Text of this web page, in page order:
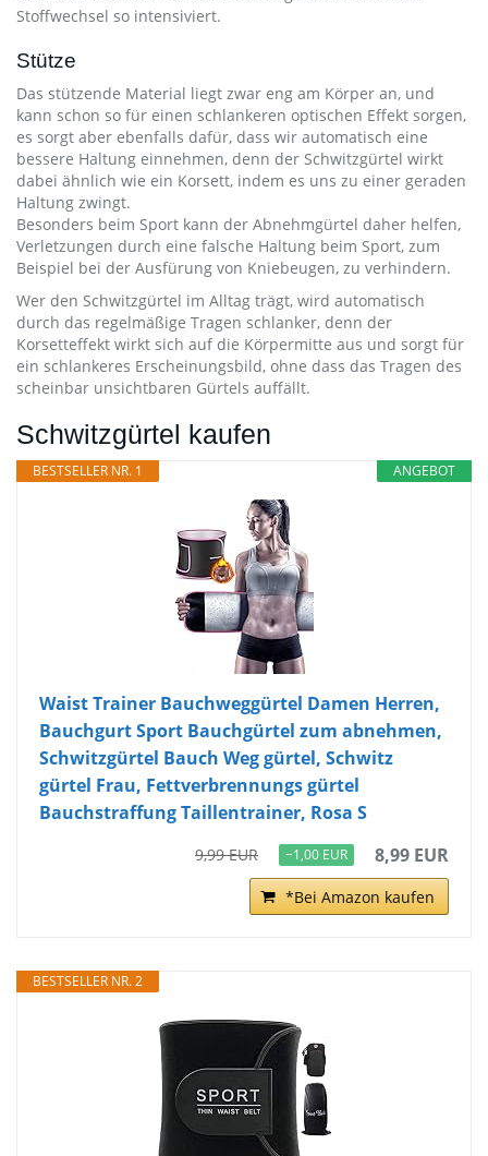
Stoffwechsel so intensiviert.
Stütze
Das stützende Material liegt zwar eng am Körper an, und
kann schon so für einen schlankeren optischen Effekt sorgen,
es sorgt aber ebenfalls dafür, dass wir automatisch eine
bessere Haltung einnehmen, denn der Schwitzgürtel wirkt
dabei ähnlich wie ein Korsett, indem es uns zu einer geraden
Haltung zwingt.
Besonders beim Sport kann der Abnehmgürtel daher helfen,
Verletzungen durch eine falsche Haltung beim Sport, zum
Beispiel bei der Ausfürung von Kniebeugen, zu verhindern.
Wer den Schwitzgürtel im Alltag trägt, wird automatisch
durch das regelmäßige Tragen schlanker, denn der
Korsetteffekt wirkt sich auf die Körpermitte aus und sorgt für
ein schlankeres Erscheinungsbild, ohne dass das Tragen des
scheinbar unsichtbaren Gürtels auffällt.
Schwitzgürtel kaufen
ANGEBOT
BESTSELLER NR. 1
Waist Trainer Bauchweggürtel Damen Herren,
Bauchgurt Sport Bauchgürtel zum abnehmen,
Schwitzgürtel Bauch Weg gürtel, Schwitz
gürtel Frau, Fettverbrennungs gürtel
Bauchstraffung Taillentrainer, Rosa S
9,99 EUR −1,00 EUR 8,99 EUR
*Bei Amazon kaufen
BESTSELLER NR. 2